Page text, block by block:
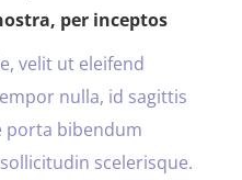
per inceptos
velit ut eleifend
nulla, id sagittis
porta bibendum
scelerisque.